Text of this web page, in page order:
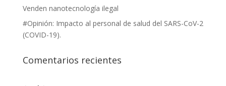
Venden nanotecnología ilegal
#Opinión: Impacto al personal de salud del SARS-CoV-2
(COVID-19).
Comentarios recientes